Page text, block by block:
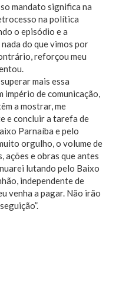
mandato significa na
na política
o episódio e a
do que vimos por
reforçou meu
mais essa
império de comunicação,
a mostrar, me
e concluir a tarefa de
Parnaíba e pelo
orgulho, o volume de
ações e obras que antes
lutando pelo Baixo
independente de
venha a pagar. Não irão